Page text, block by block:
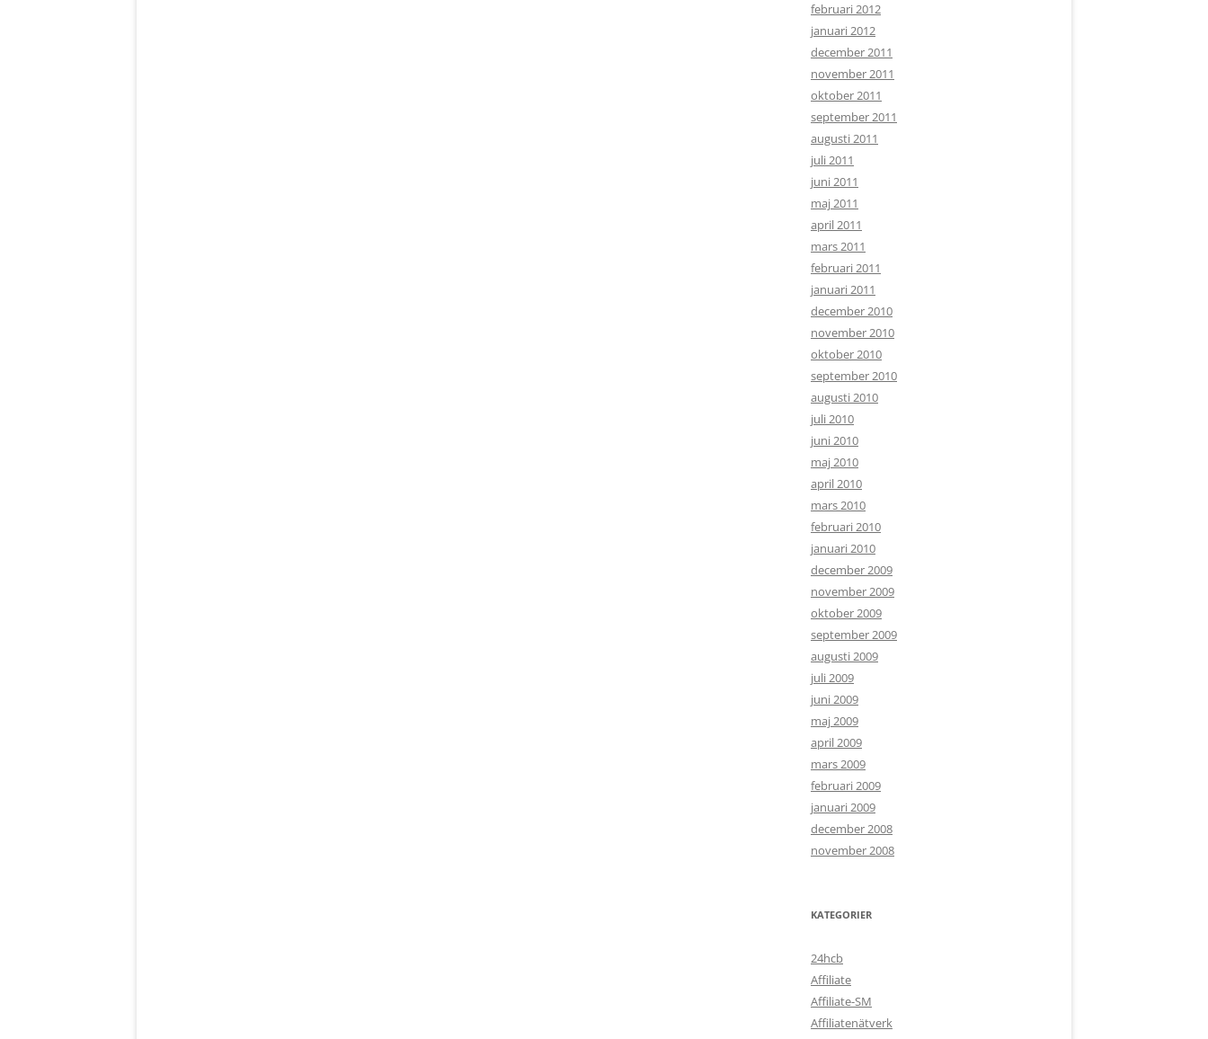
februari 2012
januari 2012
december 2011
november 2011
oktober 2011
september 2011
augusti 2011
juli 2011
juni 2011
maj 2011
april 2011
mars 2011
februari 2011
januari 2011
december 2010
november 2010
oktober 2010
september 2010
augusti 2010
juli 2010
juni 2010
maj 2010
april 2010
mars 2010
februari 2010
januari 2010
december 2009
november 2009
oktober 2009
september 2009
augusti 2009
juli 2009
juni 2009
maj 2009
april 2009
mars 2009
februari 2009
januari 2009
december 2008
november 2008
KATEGORIER
24hcb
Affiliate
Affiliate-SM
Affiliatenätverk